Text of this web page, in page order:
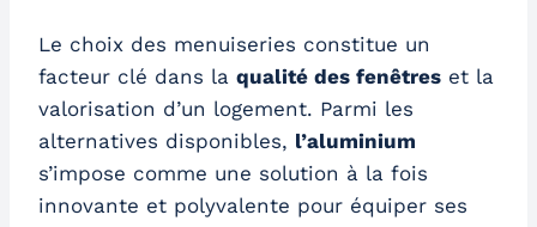
Le choix des menuiseries constitue un
facteur clé dans la qualité des fenêtres et la
valorisation d’un logement. Parmi les
alternatives disponibles, l’aluminium
s’impose comme une solution à la fois
innovante et polyvalente pour équiper ses